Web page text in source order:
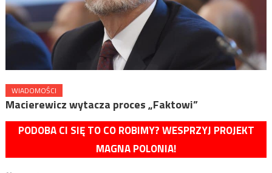
WIADOMOŚCI
Macierewicz wytacza proces „Faktowi”
PODOBA CI SIĘ TO CO ROBIMY? WESPRZYJ PROJEKT
MAGNA POLONIA!